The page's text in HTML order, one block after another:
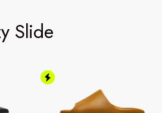
Slide